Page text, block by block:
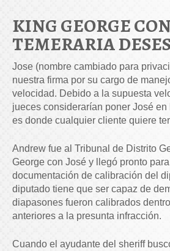
KING GEORGE
TEMERARIA
Jose (nombre cambiado para
nuestra firma por su cargo de
velocidad. Debido a la supuesta
jueces considerarían poner José
es donde cualquier cliente quiere
Andrew fue al Tribunal de Distrito
George con José y llegó pronto
documentación de calibración del
diputado tiene que ser capaz de
diapasones fueron calibrados
anteriores a la presunta infracción.
Cuando el ayudante del sheriff